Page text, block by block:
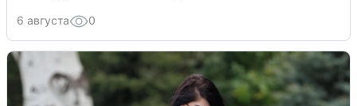
6 августа 0